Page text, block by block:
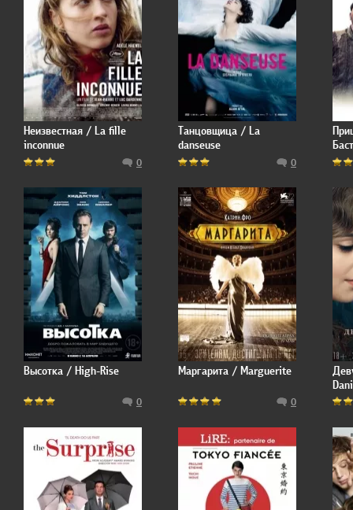
Неизвестная / La fille
inconnue
0
Танцовщица / La
danseuse
0
La
Высотка / High-Rise
0
Маргарита / Marguerite
0